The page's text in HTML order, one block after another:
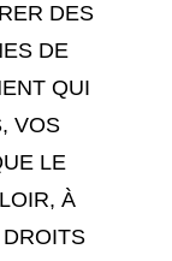
DES
DE
QUI
VOS
LE
À